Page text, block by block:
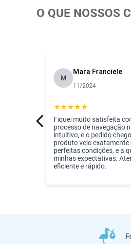
O QUE NOSSOS
M
Mara Franciele
11/2024
★★★★★
Fiquei muito satisfeita
processo de navegação
intuitivo, e o pedido
produto veio exatamente
perfeitas condições, e a
minhas expectativas.
eficiente e rápido.